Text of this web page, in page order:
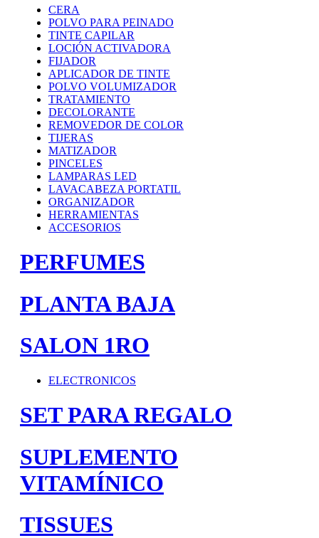
CERA
POLVO PARA PEINADO
TINTE CAPILAR
LOCIÓN ACTIVADORA
FIJADOR
APLICADOR DE TINTE
POLVO VOLUMIZADOR
TRATAMIENTO
DECOLORANTE
REMOVEDOR DE COLOR
TIJERAS
MATIZADOR
PINCELES
LAMPARAS LED
LAVACABEZA PORTATIL
ORGANIZADOR
HERRAMIENTAS
ACCESORIOS
PERFUMES
PLANTA BAJA
SALON 1RO
ELECTRONICOS
SET PARA REGALO
SUPLEMENTO
VITAMÍNICO
TISSUES